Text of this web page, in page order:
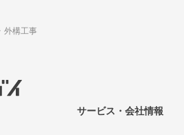
外構工事
サービス・会社情報